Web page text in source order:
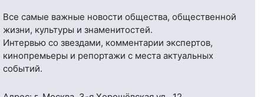
Все самые важные новости общества, общественной
жизни, культуры и знаменитостей.
Интервью со звездами, комментарии экспертов,
кинопремьеры и репортажи с места актуальных
событий.